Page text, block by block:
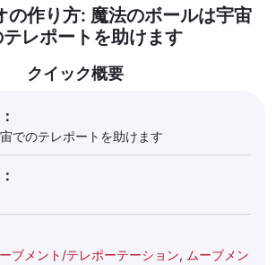
の作り方: 魔法のボールは宇宙
テレポートを助けます
クイック概要
でのテレポートを助けます
ブメント/テレポーテーション, ムーブメン